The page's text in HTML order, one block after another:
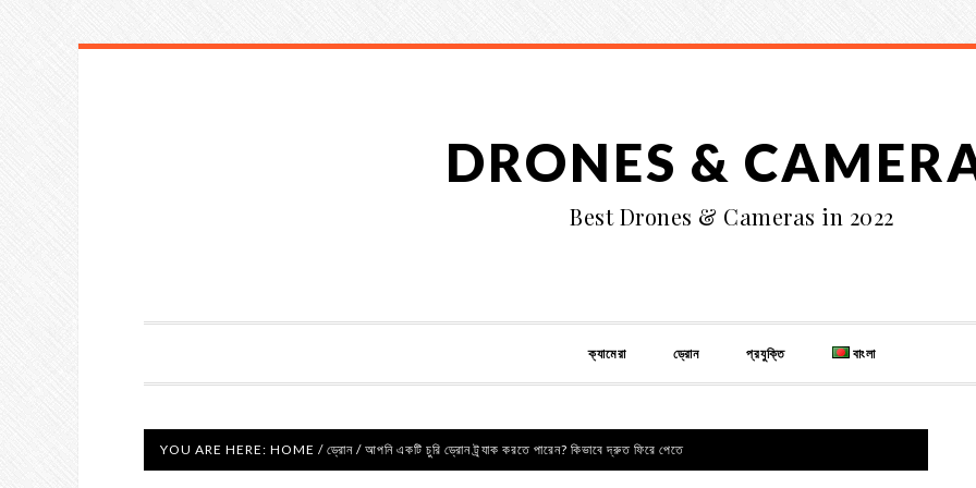
DRONES &
Best Drones & Cameras in 2022
ক্যামেরা ড্রোন প্রযুক্তি বাংলা
YOU ARE HERE: HOME / ড্রোন / আপনি একটি চুরি ড্রোন ট্র্যাক করতে পারেন? কিভাবে দ্রুত ফিরে পেতে